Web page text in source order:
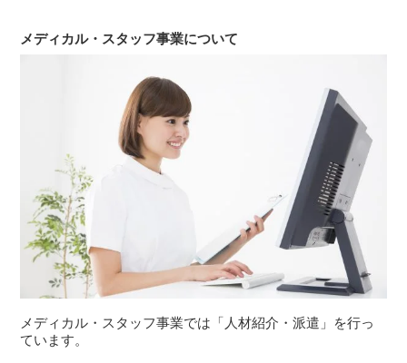
メディカル・スタッフ事業について
メディカル・スタッフ事業では「人材紹介・派遣」を行っ
ています。